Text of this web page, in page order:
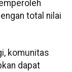
total nilai
komunitas
dapat